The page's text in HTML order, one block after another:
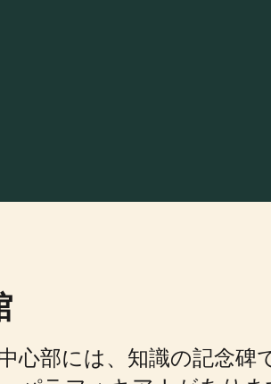
心部には、知識の記念碑